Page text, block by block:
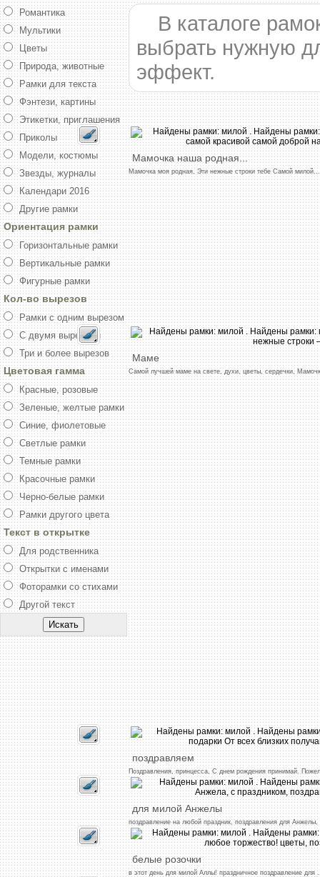
Романтика
Мультики
Цветы
Природа, животные
Рамки для текста
Фэнтези, картины
Этикетки, приглашения
Приколы
Модели, костюмы
Звезды, журналы
Календари 2016
Другие рамки
Ориентация рамки
Горизонтальные рамки
Вертикальные рамки
Фигурные рамки
Кол-во вырезов
Рамки с одним вырезом
С двумя вырезами
Три и более вырезов
Цветовая гамма
Красные, розовые
Зеленые, желтые рамки
Синие, фиолетовые
Светлые рамки
Темные рамки
Красочные рамки
Черно-белые рамки
Рамки другого цвета
Текст в открытке
Для родственника
Открытки с именами
Фоторамки со стихами
Другой текст
В каталоге
выбрать нужную
эффект.
Мамочка наша родная...
Мамочка моя родная, Эти нежные строки тебе Самой милой...
Маме
Самой лучшей маме на свете, духи, цветы, сердечки,
поздравляем
Поздравления, принцесса, С днем рождения принимай. Пожел
для милой Анжелы
поздравление на любой праздник, поздравления для Анжелы,
белые розочки
в этот день для милой Аллы! праздничное поздравление для